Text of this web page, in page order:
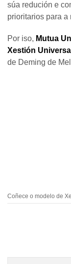
súa redución e
prioritarios para a
Por iso, Mutua
Xestión
de Deming de
Coñece o modelo de